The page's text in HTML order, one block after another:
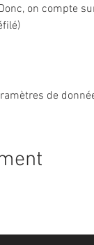
on compte
de